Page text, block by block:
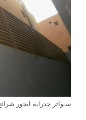
سـواتر جدراية ابجور